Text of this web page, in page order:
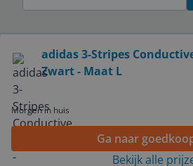
adidas 3-Stripes
Zwart - Maat L
Morgen in huis
Ga naar
Bekijk alle
Service
Algemeen